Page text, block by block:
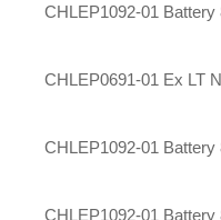
CHLEP1092-01 Battery
CHLEP0691-01 Ex LT
CHLEP1092-01 Battery
CHLEP1092-01 Battery